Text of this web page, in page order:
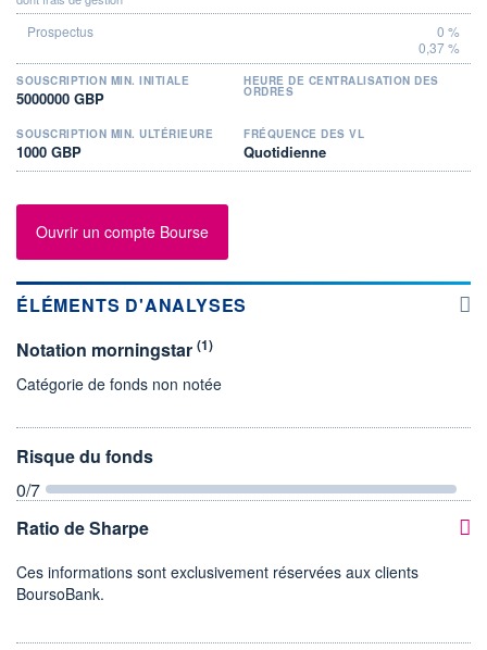
0 %
0,37 %
SOUSCRIPTION MIN. INITIALE
5000000 GBP
HEURE DE CENTRALISATION DES
ORDRES
SOUSCRIPTION MIN. ULTÉRIEURE
1000 GBP
FRÉQUENCE DES VL
Quotidienne
Ouvrir un compte Bourse
ÉLÉMENTS D'ANALYSES
Notation morningstar (1)
Catégorie de fonds non notée
Risque du fonds
0/7
Ratio de Sharpe
Ces informations sont exclusivement réservées aux clients
BoursoBank.